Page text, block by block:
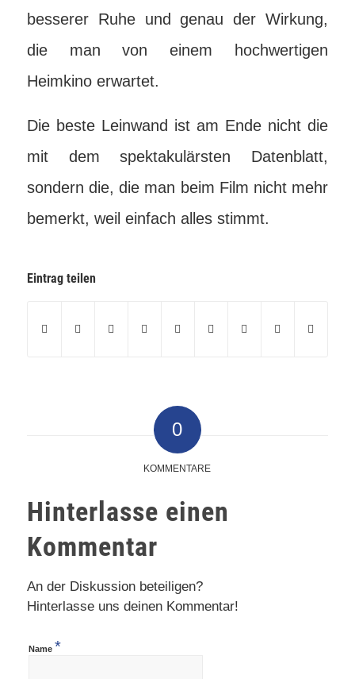
besserer Ruhe und genau der Wirkung,
die man von einem hochwertigen
Heimkino erwartet.
Die beste Leinwand ist am Ende nicht die
mit dem spektakulärsten Datenblatt,
sondern die, die man beim Film nicht mehr
bemerkt, weil einfach alles stimmt.
Eintrag teilen
0
KOMMENTARE
Hinterlasse einen
Kommentar
An der Diskussion beteiligen?
Hinterlasse uns deinen Kommentar!
Name *